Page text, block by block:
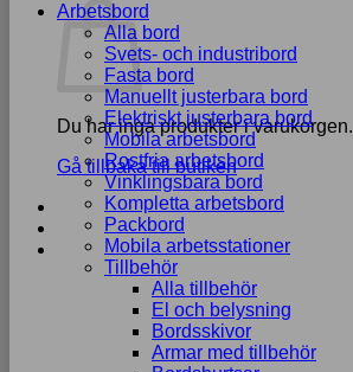
Du har inga produkter i varukorgen.
Gå tillbaka till butiken
Arbetsbord
Alla bord
Svets- och industribord
Fasta bord
Manuellt justerbara bord
Elektriskt justerbara bord
Mobila arbetsbord
Rostfria arbetsbord
Vinklingsbara bord
Kompletta arbetsbord
Packbord
Mobila arbetsstationer
Tillbehör
Alla tillbehör
El och belysning
Bordsskivor
Armar med tillbehör